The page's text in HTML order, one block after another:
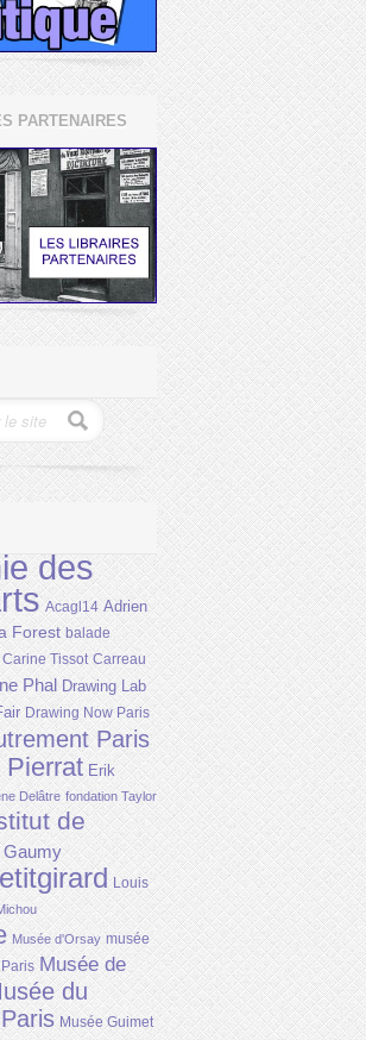
PARTENAIRES
des
Acagl14 Adrien
Forest balade
Carine Tissot Carreau
Phal Drawing Lab
Drawing Now Paris
Paris
Pierrat Erik
Delâtre fondation Taylor
de
Gaumy
Louis
Musée d'Orsay musée
Musée de
du
Musée Guimet